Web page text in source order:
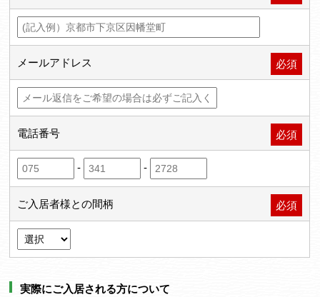
メールアドレス 必須
電話番号 必須
- -
ご入居者様との間柄 必須
実際にご入居される方について